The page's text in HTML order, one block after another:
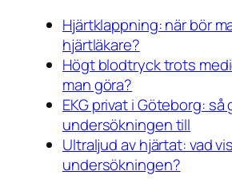
Hjärtklappning: när bör
hjärtläkare?
Högt blodtryck trots
man göra?
EKG privat i Göteborg: så
undersökningen till
Ultraljud av hjärtat: vad
undersökningen?